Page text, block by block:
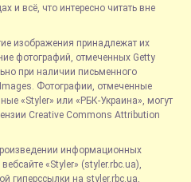
и всё, что интересно читать вне
изображения принадлежат их
фотографий, отмеченных Getty
при наличии письменного
Фотографии, отмеченные
«Styler» или «РБК-Украина», могут
Creative Commons Attribution
информационных
«Styler» (styler.rbc.ua),
гиперссылки на styler.rbc.ua,